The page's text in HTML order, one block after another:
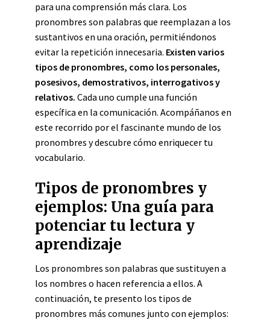
para una comprensión más clara. Los
pronombres son palabras que reemplazan a los
sustantivos en una oración, permitiéndonos
evitar la repetición innecesaria. Existen varios
tipos de pronombres, como los personales,
posesivos, demostrativos, interrogativos y
relativos. Cada uno cumple una función
específica en la comunicación. Acompáñanos en
este recorrido por el fascinante mundo de los
pronombres y descubre cómo enriquecer tu
vocabulario.
Tipos de pronombres y
ejemplos: Una guía para
potenciar tu lectura y
aprendizaje
Los pronombres son palabras que sustituyen a
los nombres o hacen referencia a ellos. A
continuación, te presento los tipos de
pronombres más comunes junto con ejemplos: